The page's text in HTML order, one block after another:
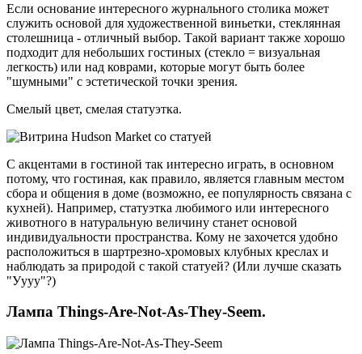
Если основание интересного журнального столика может
служить основой для художественной виньетки, стеклянная
столешница - отличный выбор. Такой вариант также хорошо
подходит для небольших гостиных (стекло = визуальная
легкость) или над коврами, которые могут быть более
"шумными" с эстетической точки зрения.
Смелый цвет, смелая статуэтка.
С акцентами в гостиной так интересно играть, в основном
потому, что гостиная, как правило, является главным местом
сбора и общения в доме (возможно, ее популярность связана с
кухней). Например, статуэтка любимого или интересного
животного в натуральную величину станет основой
индивидуальности пространства. Кому не захочется удобно
расположиться в шартрезно-хромовых клубных креслах и
наблюдать за природой с такой статуей? (Или лучше сказать
"Уууу"?)
Лампа Things-Are-Not-As-They-Seem.